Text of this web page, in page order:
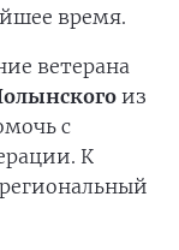
время.
ветерана
из
с
К